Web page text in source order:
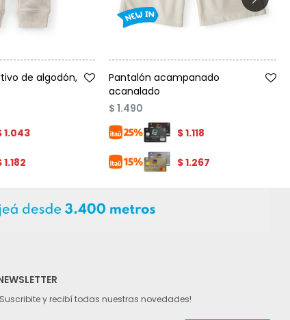
de algodón,
1.043
1.182
Pantalón acampanado
acanalado
$ 1.490
$1.118
$1.267
y recibí todas nuestras novedades!